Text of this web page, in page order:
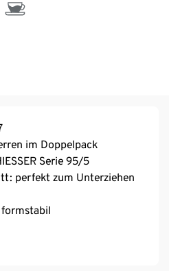
im Doppelpack
Serie 95/5
perfekt zum Unterziehen
Single-Jersey-